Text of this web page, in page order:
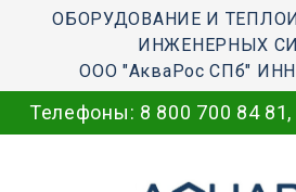
ОБОРУДОВАНИЕ И
ИНЖЕНЕРНЫХ
ООО "АкваРос СПб" ИНН
Телефоны: 8 800 700 84 81,